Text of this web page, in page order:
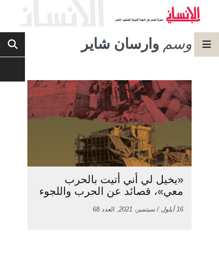
وسم وارسان شاير
«يخيل لي أني أتيت بالحرب
معي»، قصائد عن الحرب واللجوء
16 أيلول / سبتمبر، 2021 , العدد 68